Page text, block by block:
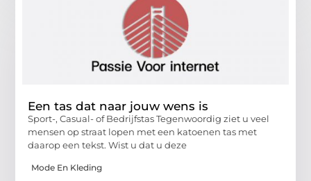
Een tas dat naar jouw wens is
Sport-, Casual- of Bedrijfstas Tegenwoordig ziet u veel
mensen op straat lopen met een katoenen tas met
daarop een tekst. Wist u dat u deze
Mode En Kleding